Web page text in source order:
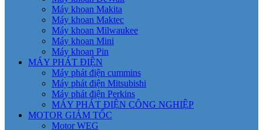
Máy khoan Makita
Máy khoan Maktec
Máy khoan Milwaukee
Máy khoan Mini
Máy khoan Pin
MÁY PHÁT ĐIỆN
Máy phát điện cummins
Máy phát điện Mitsubishi
Máy phát điện Perkins
MÁY PHÁT ĐIỆN CÔNG NGHIỆP
MOTOR GIẢM TỐC
Motor WEG